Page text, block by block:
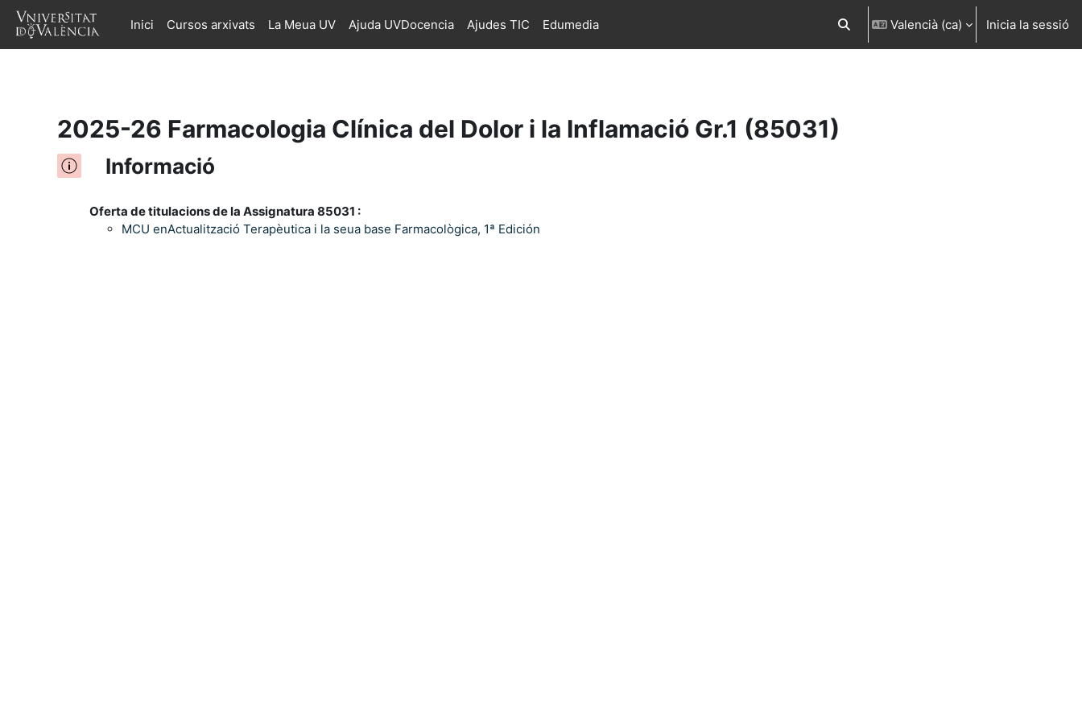
Ves al contingut principalInici Cursos arxivats La Meua UV Ajuda UVDocencia Ajudes TIC Edumedia Commuta l'entrada de la cerca
Valencià ‎(ca)‎ Inicia la sessió
2025-26 Farmacologia Clínica del Dolor i la Inflamació Gr.1 (85031)
Informació
Oferta de titulacions de la Assignatura 85031 :
MCU enActualització Terapèutica i la seua base Farmacològica, 1ª Edición